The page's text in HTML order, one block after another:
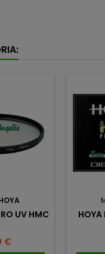
UV HMC
€
HOYA